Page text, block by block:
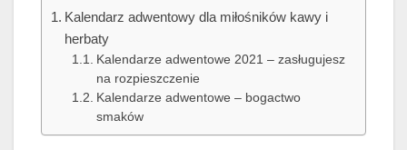
Kalendarz adwentowy dla miłośników kawy i
herbaty
Kalendarze adwentowe 2021 – zasługujesz
na rozpieszczenie
Kalendarze adwentowe – bogactwo
smaków